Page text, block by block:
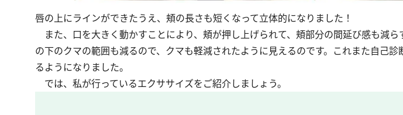
唇の上にラインができたうえ、頬の長さも短くなって立体的になりました！
また、口を大きく動かすことにより、頬が押し上げられて、頬部分の間延び感も減
の下のクマの範囲も減るので、クマも軽減されたように見えるのです。これまた自己
るようになりました。
では、私が行っているエクササイズをご紹介しましょう。